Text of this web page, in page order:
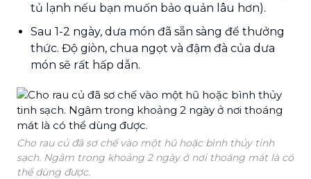
tủ lạnh nếu bạn muốn bảo quản lâu hơn).
Sau 1-2 ngày, dưa món đã sẵn sàng để thưởng
thức. Độ giòn, chua ngọt và đậm đà của dưa
món sẽ rất hấp dẫn.
Cho rau củ đã sơ chế vào một hũ hoặc bình thủy tinh
sạch. Ngâm trong khoảng 2 ngày ở nơi thoáng mát là có
thể dùng được.